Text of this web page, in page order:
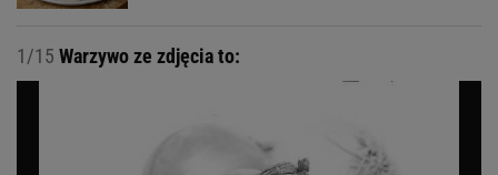
1/15 Warzywo ze zdjęcia to: